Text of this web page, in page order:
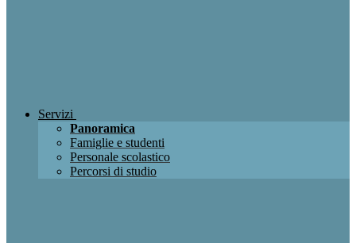
Servizi
Panoramica
Famiglie e studenti
Personale scolastico
Percorsi di studio